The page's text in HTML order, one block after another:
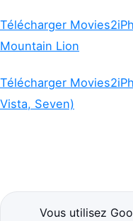
Télécharger
Mountain Lion
Télécharger
Vista, Seven)
Vous utilisez